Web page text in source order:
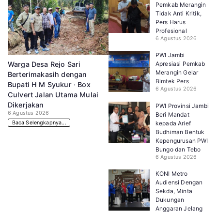
Warga Desa Rejo Sari
Berterimakasih dengan
Bupati H M Syukur · Box
Culvert Jalan Utama Mulai
Dikerjakan
6 Agustus 2026
Baca Selengkapnya...
Pemkab Merangin
Tidak Anti Kritik,
Pers Harus
Profesional
6 Agustus 2026
PWI Jambi
Apresiasi Pemkab
Merangin Gelar
Bimtek Pers
6 Agustus 2026
PWI Provinsi Jambi
Beri Mandat
kepada Arief
Budhiman Bentuk
Kepengurusan PWI
Bungo dan Tebo
6 Agustus 2026
KONI Metro
Audiensi Dengan
Sekda, Minta
Dukungan
Anggaran Jelang